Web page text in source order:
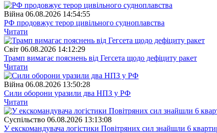
Війна 06.08.2026 14:54:55
РФ продовжує терор цивільного судноплавства
Читати
Свiт 06.08.2026 14:12:29
Трамп вимагає пояснень від Гегсета щодо дефіциту ракет
Читати
Війна 06.08.2026 13:50:28
Сили оборони уразили два НПЗ у РФ
Читати
Суспiльство 06.08.2026 13:13:08
У екскомандувача логістики Повітряних сил знайшли 6